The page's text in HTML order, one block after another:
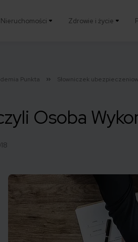
Nieruchomości Zdrowie i życie
Punkta Słowniczek
Osoba